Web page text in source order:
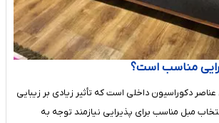
مناسب است؟
دکوراسیون داخلی است که تأثیر زیادی بر زیبایی
مبل مناسب برای پذیرایی نیازمند توجه به